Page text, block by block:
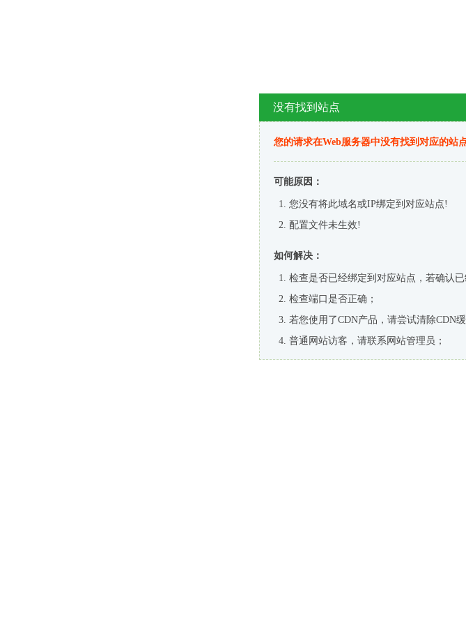
没有找到站点
您的请求在Web服务器中没有找到对应的站
可能原因：
您没有将此域名或IP绑定到对应站点!
配置文件未生效!
如何解决：
检查是否已经绑定到对应站点，若确认已
检查端口是否正确；
若您使用了CDN产品，请尝试清除CDN缓
普通网站访客，请联系网站管理员；